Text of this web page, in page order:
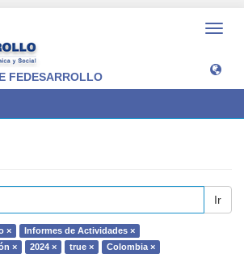
FEDESARROLLO
Ir
×
Informes de Actividades ×
×
2024 × true × Colombia ×